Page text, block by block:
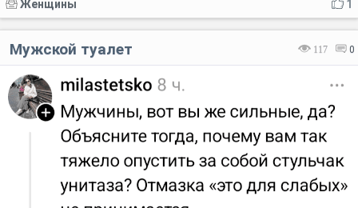
1
Женщины
117 0
Мужской туалет